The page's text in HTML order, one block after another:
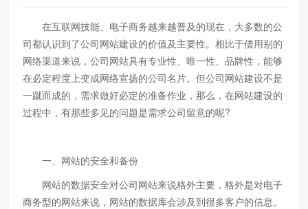
在互联网技能、电子商务越来越普及的现在，大多数的公
司都认识到了公司网站建设的价值及主要性。相比于借用别的
网络渠道来说，公司网站具有专业性、唯一性、品牌性，能够
在必定程度上变成网络宣扬的公司名片。但公司网站建设不是
一蹴而成的，需求做好必定的准备作业，那么，在网站建设的
过程中，有那些多见的问题是需求公司留意的呢?
一、网站的安全和备份
网站的数据安全对公司网站来说格外主要，格外是对电子
商务型的网站来说，网站的数据库会涉及到很多客户的信息。